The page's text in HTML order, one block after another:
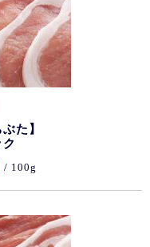
た】
/ 100g